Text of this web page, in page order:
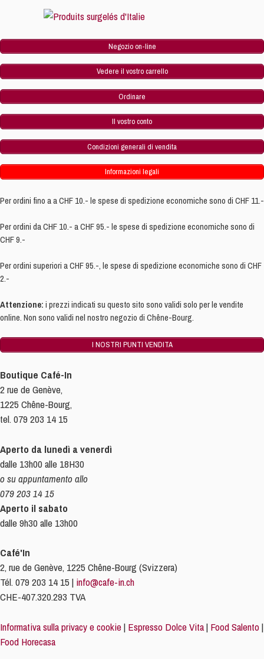
Negozio on-line
Vedere il vostro carrello
Ordinare
Il vostro conto
Condizioni generali di vendita
Informazioni legali
Per ordini fino a a CHF 10.- le spese di spedizione economiche sono di CHF 11.-
Per ordini da CHF 10.- a CHF 95.- le spese di spedizione economiche sono di
CHF 9.-
Per ordini superiori a CHF 95.-, le spese di spedizione economiche sono di CHF
2.-
Attenzione: i prezzi indicati su questo sito sono validi solo per le vendite
online. Non sono validi nel nostro negozio di Chêne-Bourg.
I NOSTRI PUNTI VENDITA
Boutique Café-In
2 rue de Genève,
1225 Chêne-Bourg,
tel. 079 203 14 15
Aperto da lunedì a venerdì
dalle 13h00 alle 18H30
o su appuntamento allo
079 203 14 15
Aperto il sabato
dalle 9h30 alle 13h00
Café'In
2, rue de Genève, 1225 Chêne-Bourg (Svizzera)
Tél. 079 203 14 15 | info@cafe-in.ch
CHE-407.320.293 TVA
Informativa sulla privacy e cookie| Espresso Dolce Vita| Food Salento|
Food Horecasa